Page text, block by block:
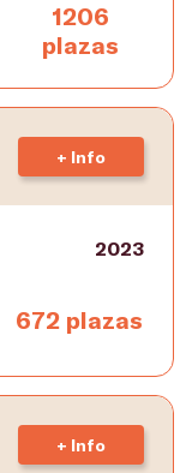
1206
plazas
+ Info
2023
672 plazas
+ Info